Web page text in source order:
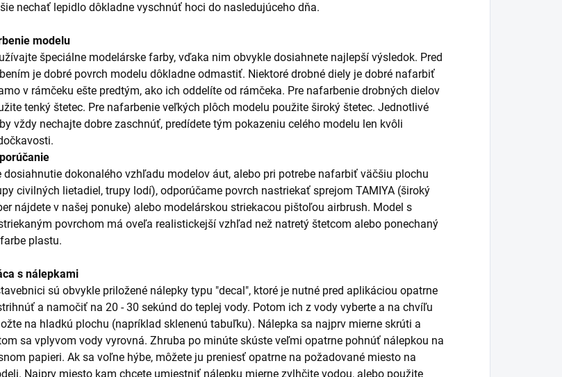
nechať lepidlo dôkladne vyschnúť hoci do nasledujúceho dňa.
modelu
špeciálne modelárske farby, vďaka nim obvykle dosiahnete najlepší výsledok. Pred
je dobré povrch modelu dôkladne odmastiť. Niektoré drobné diely je dobré nafarbiť
v rámčeku ešte predtým, ako ich oddelíte od rámčeka. Pre nafarbenie drobných dielov
tenký štetec. Pre nafarbenie veľkých plôch modelu použite široký štetec. Jednotlivé
vždy nechajte dobre zaschnúť, predídete tým pokazeniu celého modelu len kvôli
dosiahnutie dokonalého vzhľadu modelov áut, alebo pri potrebe nafarbiť väčšiu plochu
civilných lietadiel, trupy lodí), odporúčame povrch nastriekať sprejom TAMIYA (široký
nájdete v našej ponuke) alebo modelárskou striekacou pištoľou airbrush. Model s
povrchom má oveľa realistickejší vzhľad než natretý štetcom alebo ponechaný
plastu.
s nálepkami
sú obvykle priložené nálepky typu "decal", ktoré je nutné pred aplikáciou opatrne
a namočiť na 20 - 30 sekúnd do teplej vody. Potom ich z vody vyberte a na chvíľu
na hladkú plochu (napríklad sklenenú tabuľku). Nálepka sa najprv mierne skrúti a
sa vplyvom vody vyrovná. Zhruba po minúte skúste veľmi opatrne pohnúť nálepkou na
papieri. Ak sa voľne hýbe, môžete ju preniesť opatrne na požadované miesto na
Najprv miesto kam chcete umiestniť nálepku mierne zvlhčite vodou, alebo použite